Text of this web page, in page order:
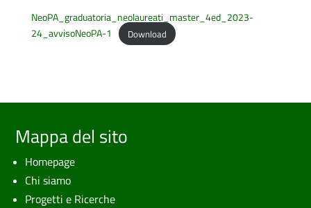
NeoPA_graduatoria_neolaureati_master_4ed_2023-
24_avvisoNeoPA-1
Download
Mappa del sito
Homepage
Chi siamo
Progetti e Ricerche